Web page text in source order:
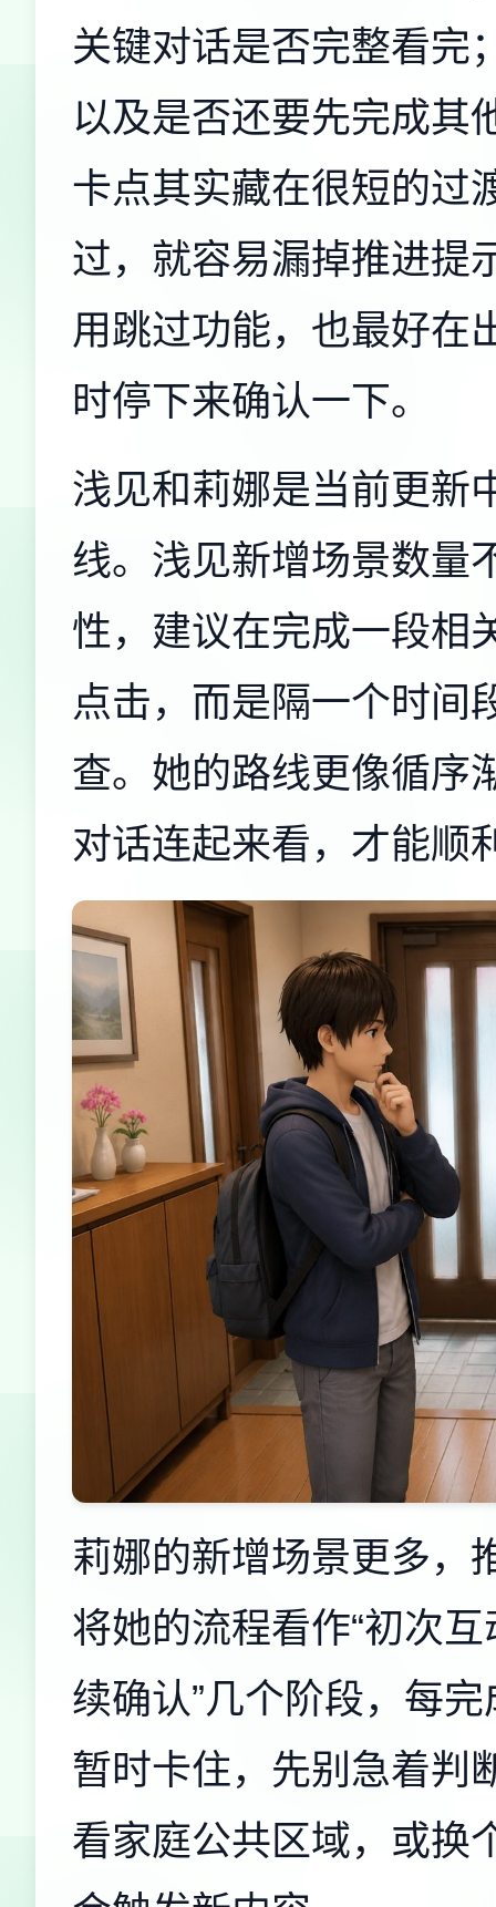
关键对话是否完整看完
以及是否还要先完成其
卡点其实藏在很短的过
过，就容易漏掉推进提
用跳过功能，也最好在
时停下来确认一下。
浅见和莉娜是当前更新
线。浅见新增场景数量
性，建议在完成一段相
点击，而是隔一个时间
查。她的路线更像循序
对话连起来看，才能顺
莉娜的新增场景更多，
将她的流程看作“初次
续确认”几个阶段，每
暂时卡住，先别急着判
看家庭公共区域，或换